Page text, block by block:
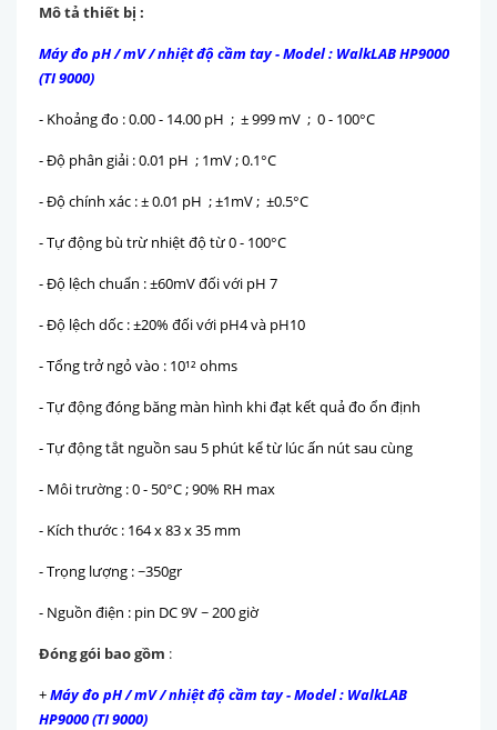
Mô tả thiết bị :
Máy đo pH / mV / nhiệt độ cầm tay - Model : WalkLAB HP9000
(TI 9000)
- Khoảng đo : 0.00 - 14.00 pH ; ± 999 mV ; 0 - 100°C
- Độ phân giải : 0.01 pH ; 1mV ; 0.1°C
- Độ chính xác : ± 0.01 pH ; ±1mV ; ±0.5°C
- Tự động bù trừ nhiệt độ từ 0 - 100°C
- Độ lệch chuẩn : ±60mV đối với pH 7
- Độ lệch dốc : ±20% đối với pH4 và pH10
- Tổng trở ngỏ vào : 10¹² ohms
- Tự động đóng băng màn hình khi đạt kết quả đo ổn định
- Tự động tắt nguồn sau 5 phút kể từ lúc ấn nút sau cùng
- Môi trường : 0 - 50°C ; 90% RH max
- Kích thước : 164 x 83 x 35 mm
- Trọng lượng : ~350gr
- Nguồn điện : pin DC 9V ~ 200 giờ
Đóng gói bao gồm :
+Máy đo pH / mV / nhiệt độ cầm tay - Model : WalkLAB
HP9000 (TI 9000)